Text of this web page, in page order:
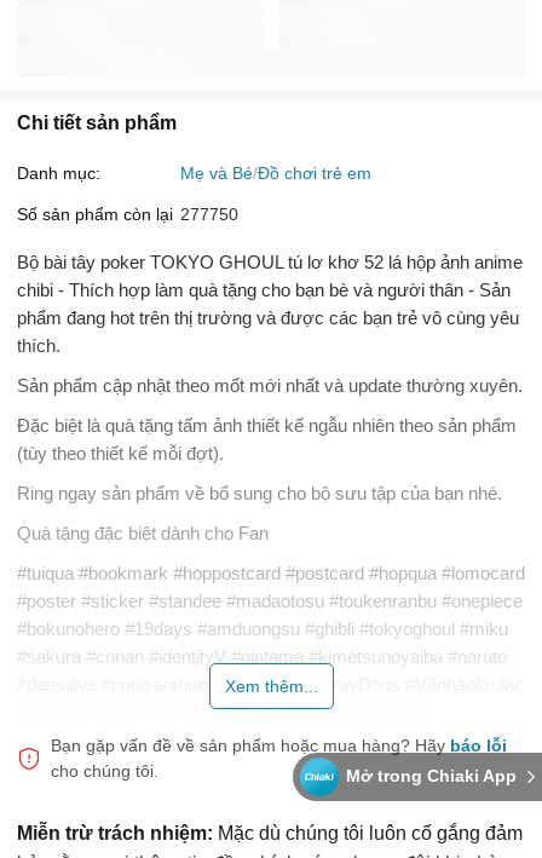
Mở trong Chiaki App
Chi tiết sản phẩm
Danh mục: Mẹ và Bé Đồ chơi trẻ em
Số sản phẩm còn lại 277750
Bộ bài tây poker TOKYO GHOUL tú lơ khơ 52 lá hộp ảnh anime
chibi - Thích hợp làm quà tặng cho bạn bè và người thân - Sản
phẩm đang hot trên thị trường và được các bạn trẻ vô cùng yêu
thích.
Sản phẩm cập nhật theo mốt mới nhất và update thường xuyên.
Đặc biệt là quà tặng tấm ảnh thiết kế ngẫu nhiên theo sản phẩm
(tùy theo thiết kế mỗi đợt).
Ring ngay sản phẩm về bổ sung cho bộ sưu tập của bạn nhé.
Quà tặng đặc biệt dành cho Fan
#tuiqua #bookmark #hoppostcard #postcard #hopqua #lomocard
#poster #sticker #standee #madaotosu #toukenranbu #onepiece
#bokunohero #19days #amduongsu #ghibli #tokyoghoul #miku
#sakura #conan #identityV #gintama #kimetsunoyaiba #naruto
#datealive #ngoisaothoitrang #BungouStrayDogs #Vănhàolưulạc
#BokunoHeroAcademia #Họcviệnanhhùng #mohinh
#mohinhnhanvat #anime #acrylic #mica #standee #Arknights
#amduongsu #onmyoji #tokyoghoul
Xem thêm...
Bạn gặp vấn đề về sản phẩm hoặc mua hàng? Hãy báo lỗi
cho chúng tôi.
Miễn trừ trách nhiệm: Mặc dù chúng tôi luôn cố gắng đảm